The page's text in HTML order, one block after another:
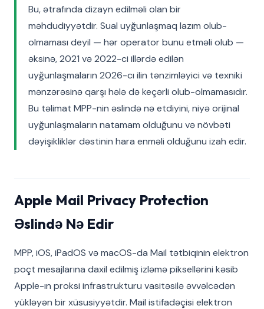
Bu, ətrafında dizayn edilməli olan bir
məhdudiyyətdir. Sual uyğunlaşmaq lazım olub-
olmaması deyil — hər operator bunu etməli olub —
əksinə, 2021 və 2022-ci illərdə edilən
uyğunlaşmaların 2026-cı ilin tənzimləyici və texniki
mənzərəsinə qarşı hələ də keçərli olub-olmamasıdır.
Bu təlimat MPP-nin əslində nə etdiyini, niyə orijinal
uyğunlaşmaların natamam olduğunu və növbəti
dəyişikliklər dəstinin hara enməli olduğunu izah edir.
Apple Mail Privacy Protection
Əslində Nə Edir
MPP, iOS, iPadOS və macOS-da Mail tətbiqinin elektron
poçt mesajlarına daxil edilmiş izləmə piksellərini kəsib
Apple-ın proksi infrastrukturu vasitəsilə əvvəlcədən
yükləyən bir xüsusiyyətdir. Mail istifadəçisi elektron